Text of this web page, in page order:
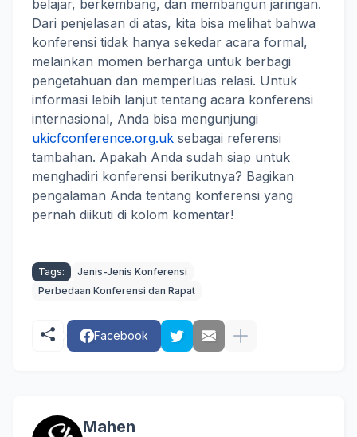
belajar, berkembang, dan membangun jaringan.
Dari penjelasan di atas, kita bisa melihat bahwa
konferensi tidak hanya sekedar acara formal,
melainkan momen berharga untuk berbagi
pengetahuan dan memperluas relasi. Untuk
informasi lebih lanjut tentang acara konferensi
internasional, Anda bisa mengunjungi
ukicfconference.org.uk sebagai referensi
tambahan. Apakah Anda sudah siap untuk
menghadiri konferensi berikutnya? Bagikan
pengalaman Anda tentang konferensi yang
pernah diikuti di kolom komentar!
Tags:
Jenis-Jenis Konferensi
Perbedaan Konferensi dan Rapat
Facebook
Mahen